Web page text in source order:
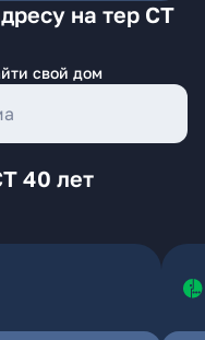
на тер СТ
свой дом
40 лет